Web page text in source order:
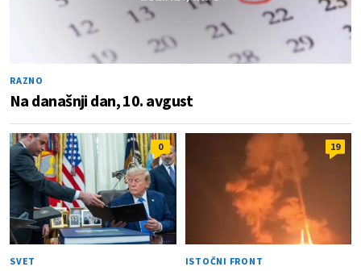
RAZNO
Na današnji dan, 10. avgust
0
SVET
19
ISTOČNI FRONT